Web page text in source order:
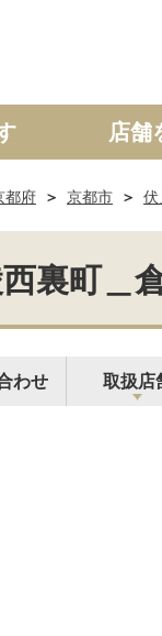
マンション
店舗
都府 京都市 伏
裏町＿
わせ 取扱店